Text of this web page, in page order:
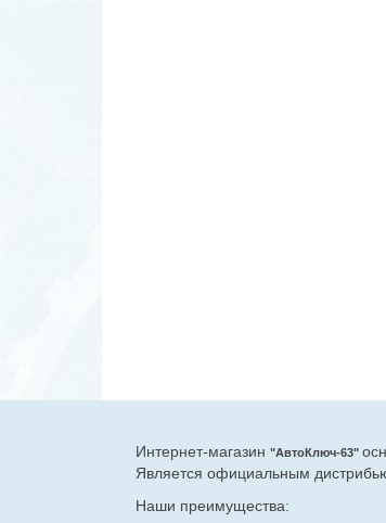
Интернет-магазин "АвтоКлюч-63"
Является официальным
Наши преимущества: